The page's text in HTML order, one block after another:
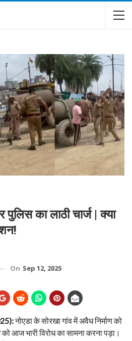
का लाठी चार्ज | क्या
On Sep 12, 2025
नोएडा के सोरखा गांव में अवैध निर्माण को
आज भारी विरोध का सामना करना पड़ा।